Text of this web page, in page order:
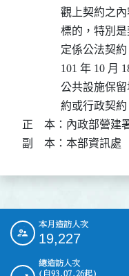
觀上契
標的，
定係公
101 年
公共設
約或行
正    本：內政部營建
副    本：本部資訊處
::: 本月造訪人次
19,227
總造訪人次
(自93.07.26起)